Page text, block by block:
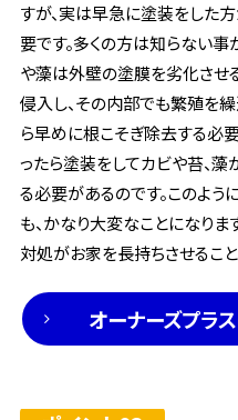
すが、実は早急に塗装をした
要です。多くの方は知らない
や藻は外壁の塗膜を劣化させ
侵入し、その内部でも繁殖を
ら早めに根こそぎ除去する必
ったら塗装をしてカビや苔、
る必要があるのです。このよ
も、かなり大変なことになり
対処がお家を長持ちさせるこ
オーナーズプラ